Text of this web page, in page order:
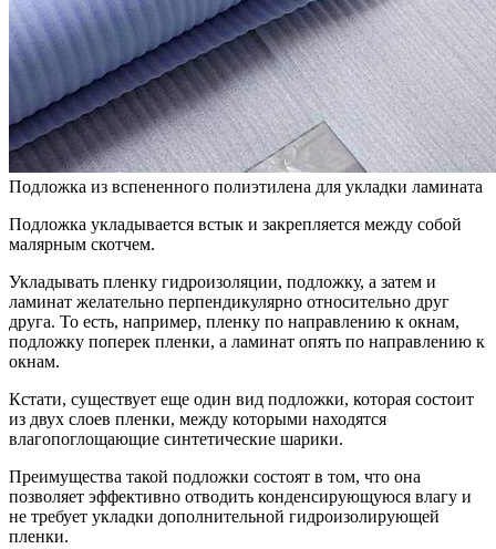
Подложка из вспененного полиэтилена для укладки ламината
Подложка укладывается встык и закрепляется между собой
малярным скотчем.
Укладывать пленку гидроизоляции, подложку, а затем и
ламинат желательно перпендикулярно относительно друг
друга. То есть, например, пленку по направлению к окнам,
подложку поперек пленки, а ламинат опять по направлению к
окнам.
Кстати, существует еще один вид подложки, которая состоит
из двух слоев пленки, между которыми находятся
влагопоглощающие синтетические шарики.
Преимущества такой подложки состоят в том, что она
позволяет эффективно отводить конденсирующуюся влагу и
не требует укладки дополнительной гидроизолирующей
пленки.